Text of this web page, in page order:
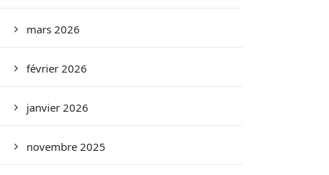
mars 2026
février 2026
janvier 2026
novembre 2025